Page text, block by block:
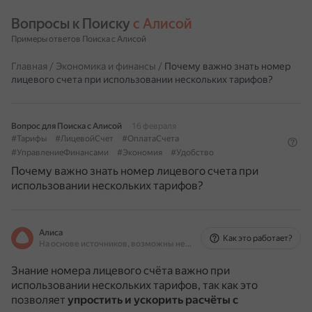
Вопросы к Поиску с Алисой
Примеры ответов Поиска с Алисой
Главная / Экономика и финансы / Почему важно знать номер
лицевого счета при использовании нескольких тарифов?
Вопрос для Поиска с Алисой
16 февраля
#Тарифы
#ЛицевойСчет
#ОплатаСчета
#УправлениеФинансами
#Экономия #Удобство
Почему важно знать номер лицевого счета при
использовании нескольких тарифов?
Алиса
На основе источников, возможны неточности
Как это работает?
Знание номера лицевого счёта важно при
использовании нескольких тарифов, так как это
позволяет упростить и ускорить расчёты с